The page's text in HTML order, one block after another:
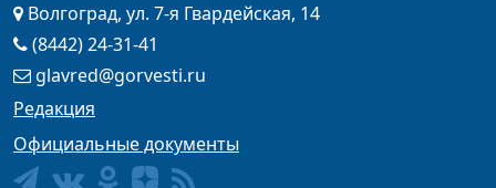
Волгоград, ул. 7-я Гвардейская, 14
(8442) 24-31-41
glavred@gorvesti.ru
Редакция
Официальные документы